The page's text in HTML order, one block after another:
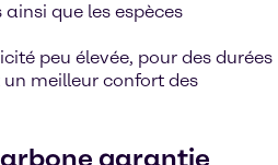
que les espèces
peu élevée, pour des durées
meilleur confort des
garantie